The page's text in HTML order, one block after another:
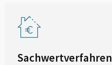
Sachwertverfahren